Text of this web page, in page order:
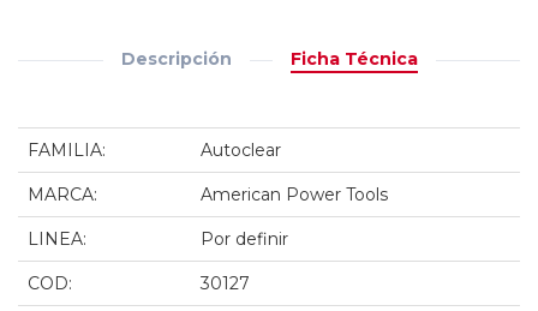
Descripción Ficha Técnica
FAMILIA: Autoclear
MARCA: American Power Tools
LINEA: Por definir
COD: 30127